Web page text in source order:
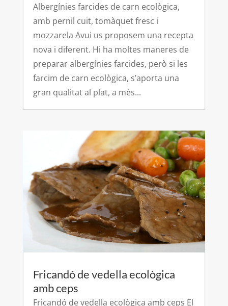
Albergínies farcides de carn ecològica,
amb pernil cuit, tomàquet fresc i
mozzarela Avui us proposem una recepta
nova i diferent. Hi ha moltes maneres de
preparar albergínies farcides, però si les
farcim de carn ecològica, s’aporta una
gran qualitat al plat, a més...
Fricandó de vedella ecològica
amb ceps
Fricandó de vedella ecològica amb ceps El